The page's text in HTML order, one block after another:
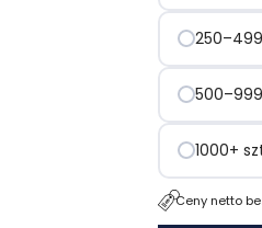
i
miedzianą
izolacją
próżniową
o
pojemności
360
ml
1000+
Ceny netto